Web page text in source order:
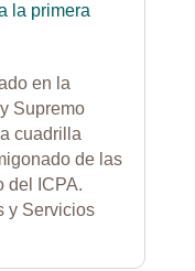
la primera
en la
Supremo
cuadrilla
de las
del ICPA.
y Servicios